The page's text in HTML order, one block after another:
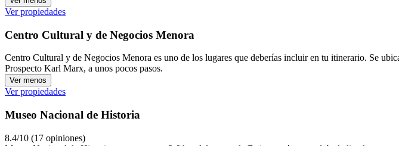
Ver propiedades
Centro Cultural y de Negocios Menora
Centro Cultural y de Negocios Menora es uno de los lugares que deberías incluir en tu itinerario. Se
Prospecto Karl Marx, a unos pocos pasos.
Ver menos
Ver propiedades
Museo Nacional de Historia
8.4/10 (17 opiniones)